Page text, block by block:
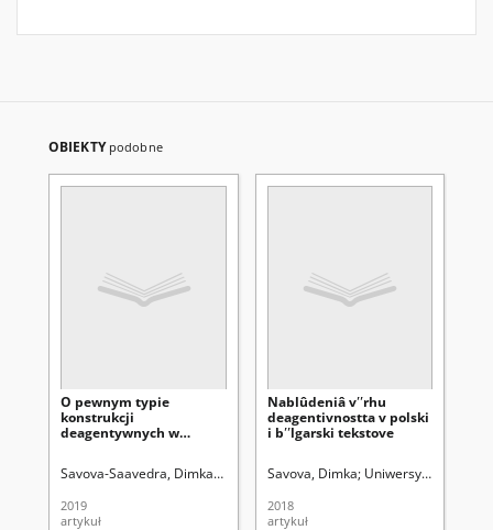
OBIEKTY podobne
O pewnym typie
konstrukcji
deagentywnych w
Savova-Saavedra, Dimka Vasileva.
2019
artykuł
Nablûdeniâ vʹʹrhu
deagentivnostta v polski
i bʹʹlgarski tekstove
Savova, Dimka Uniwersytet Marii
2018
artykuł